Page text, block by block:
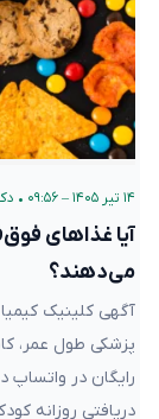
۱۴ تیر ۱۴۰۵ – ۰۹:۵۶ •
آیا غذاهای
می‌دهند؟
آگهی کلینیک
رایگان در واتساپ